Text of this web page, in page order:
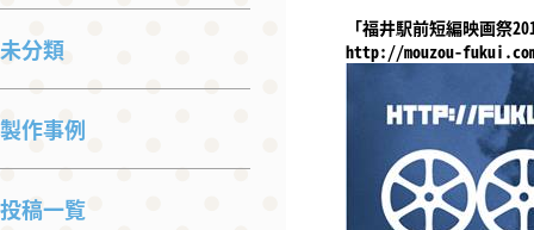
未分類
製作事例
投稿一覧
「福井駅前短編映画祭
http://mouzou-